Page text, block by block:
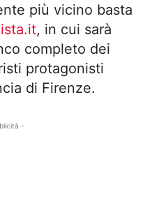
più vicino basta
, in cui sarà
completo dei
protagonisti
di Firenze.
-